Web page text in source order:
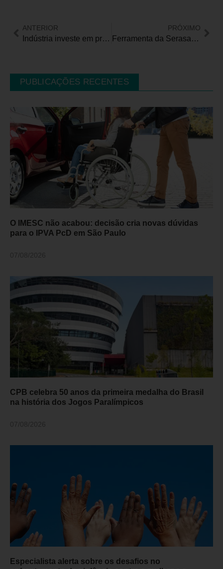
ANTERIOR
Indústria investe em programa de acessibilidade para pessoas surdas dentro e fora da empresa
PRÓXIMO
Ferramenta da Serasa permite negociação de dívidas em Língua de Sinais e estimula inclusão financeira
PUBLICAÇÕES RECENTES
O IMESC não acabou: decisão cria novas dúvidas
para o IPVA PcD em São Paulo
CPB celebra 50 anos da primeira medalha do Brasil
na história dos Jogos Paralímpicos
Especialista alerta sobre os desafios no